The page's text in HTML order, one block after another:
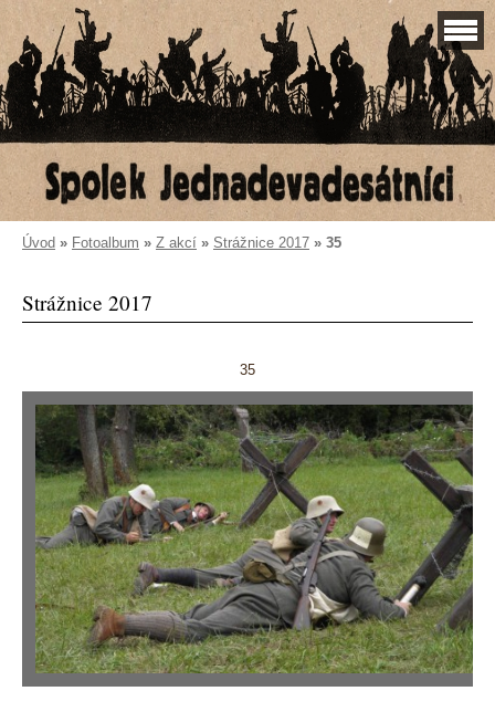
Úvod » Fotoalbum » Z akcí » Strážnice 2017 » 35
Strážnice 2017
35